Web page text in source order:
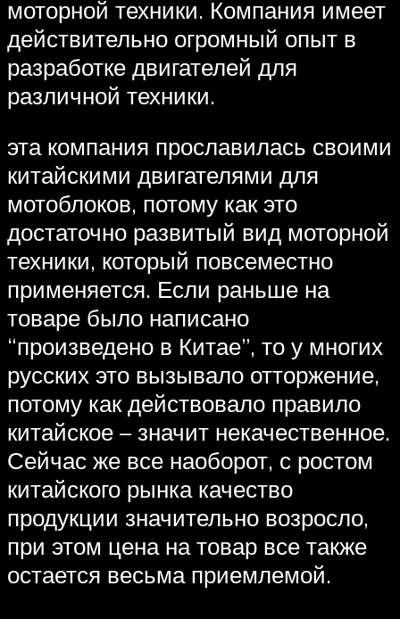
моторной техники. Компания имеет
действительно огромный опыт в
разработке двигателей для
различной техники.
эта компания прославилась своими
китайскими двигателями для
мотоблоков, потому как это
достаточно развитый вид моторной
техники, который повсеместно
применяется. Если раньше на
товаре было написано
“произведено в Китае”, то у многих
русских это вызывало отторжение,
потому как действовало правило
китайское – значит некачественное.
Сейчас же все наоборот, с ростом
китайского рынка качество
продукции значительно возросло,
при этом цена на товар все также
остается весьма приемлемой.